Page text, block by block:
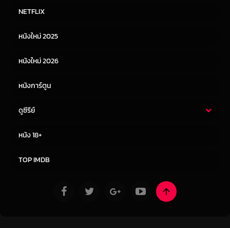
หนังจีน
NETFLIX
หนังใหม่ 2025
หนังใหม่ 2026
หนังการ์ตูน
ดูซีรีย์
หนัง 18+
TOP IMDB